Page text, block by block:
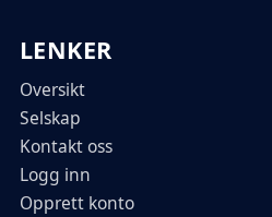
LENKER
Oversikt
Selskap
Kontakt oss
Logg inn
Opprett konto